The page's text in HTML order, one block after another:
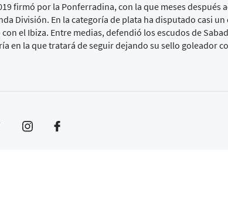
firmó por la Ponferradina, con la que meses después
División. En la categoría de plata ha disputado casi
el Ibiza. Entre medias, defendió los escudos de
en la que tratará de seguir dejando su sello goleador